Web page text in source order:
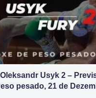
Usyk 2 –
pesado, 21 de